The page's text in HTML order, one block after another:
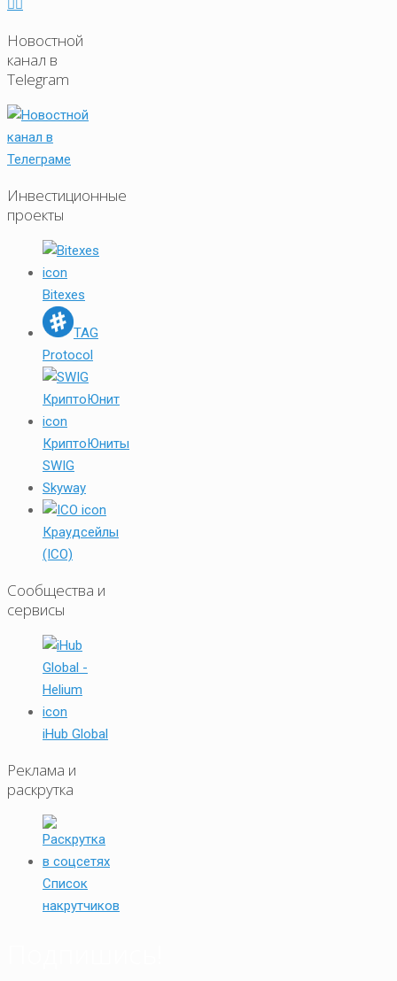
Новостной
канал в
Telegram
Инвестиционные
проекты
Bitexes
TAG
Protocol
КриптоЮниты
SWIG
Skyway
Краудсейлы
(ICO)
Сообщества и
сервисы
iHub Global
Реклама и
раскрутка
Список
накрутчиков